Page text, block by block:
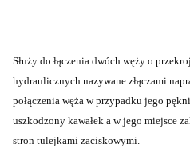
Służy do łączenia dwóch węży o
hydraulicznych nazywane złączami
połączenia węża w przypadku jego
uszkodzony kawałek a w jego miejsce
stron tulejkami zaciskowymi.